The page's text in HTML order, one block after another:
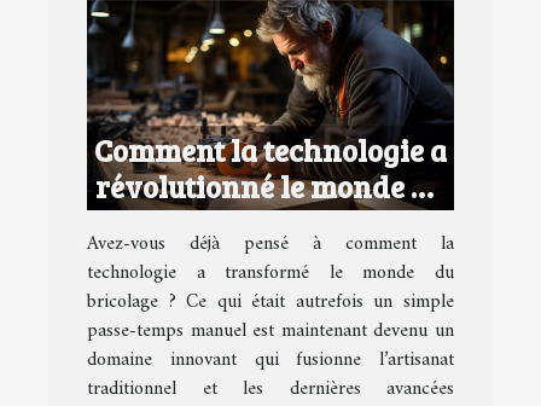
Comment la technologie a
révolutionné le monde du
bricolage
Avez-vous déjà pensé à comment la
technologie a transformé le monde du
bricolage ? Ce qui était autrefois un simple
passe-temps manuel est maintenant devenu un
domaine innovant qui fusionne l’artisanat
traditionnel et les dernières avancées